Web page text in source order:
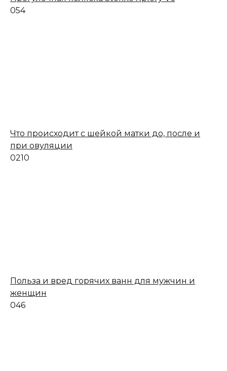
054
Что происходит с шейкой матки до, после и
при овуляции
0210
Польза и вред горячих ванн для мужчин и
женщин
046